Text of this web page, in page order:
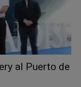
al Puerto de